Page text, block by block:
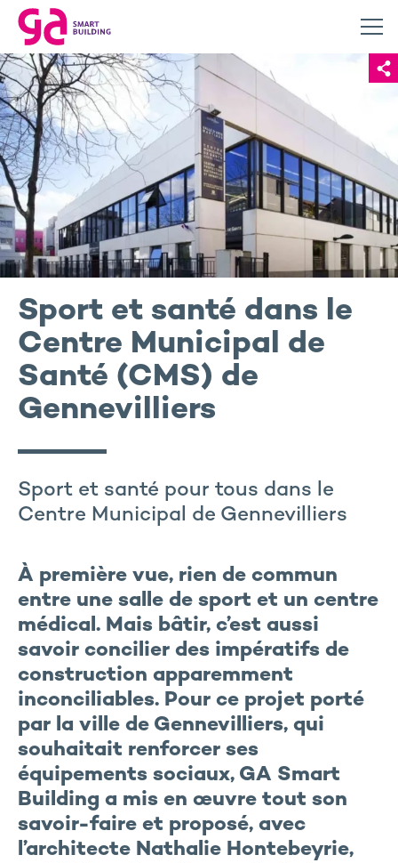
Sport et santé dans le
Centre Municipal de
Santé (CMS) de
Gennevilliers
Sport et santé pour tous dans le
Centre Municipal de Gennevilliers
À première vue, rien de commun
entre une salle de sport et un centre
médical. Mais bâtir, c’est aussi
savoir concilier des impératifs de
construction apparemment
inconciliables. Pour ce projet porté
par la ville de Gennevilliers, qui
souhaitait renforcer ses
équipements sociaux, GA Smart
Building a mis en œuvre tout son
savoir-faire et proposé, avec
l’architecte Nathalie Hontebeyrie,